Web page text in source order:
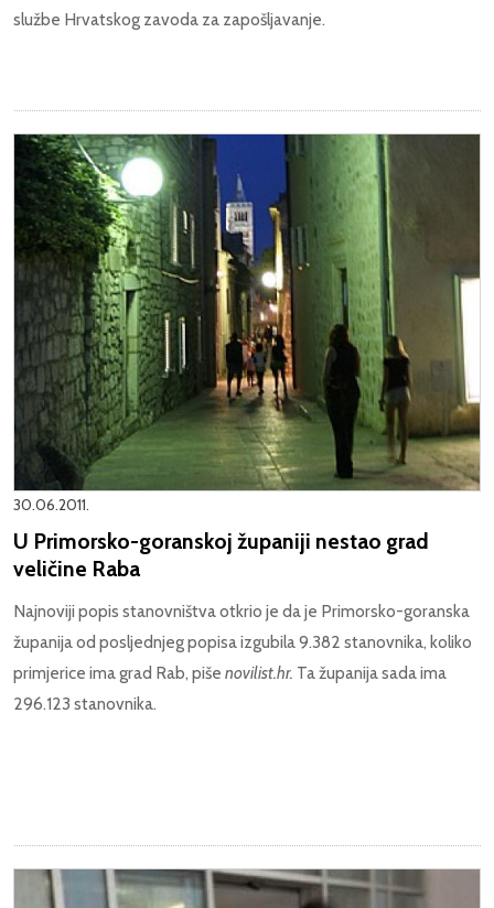
službe Hrvatskog zavoda za zapošljavanje.
30.06.2011.
U Primorsko-goranskoj županiji nestao grad
veličine Raba
Najnoviji popis stanovništva otkrio je da je Primorsko-goranska
županija od posljednjeg popisa izgubila 9.382 stanovnika, koliko
primjerice ima grad Rab, piše novilist.hr. Ta županija sada ima
296.123 stanovnika.